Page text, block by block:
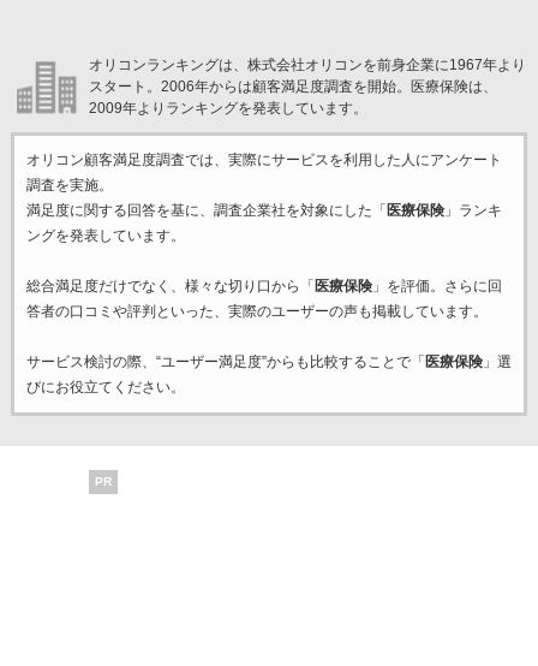
オリコンランキングは、株式会社オリコンを前身企業に1967年より
スタート。2006年からは顧客満足度調査を開始。医療保険は、
2009年よりランキングを発表しています。
オリコン顧客満足度調査では、実際にサービスを利用した 人にアンケート
調査を実施。
満足度に関する回答を基に、調査企業社を対象にした「 医療保険」ランキ
ングを発表しています。
総合満足度だけでなく、様々な切り口から「 医療保険」を評価。さらに回
答者の口コミや評判といった、実際のユーザーの声も掲載しています。
サービス検討の際、“ユーザー満足度”からも比較することで「 医療保険」選
びにお役立てください。
PR